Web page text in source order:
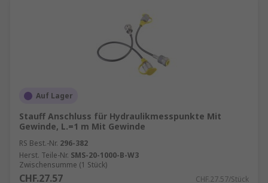
Auf Lager
Stauff Anschluss für Hydraulikmesspunkte Mit
Gewinde, L.=1 m Mit Gewinde
RS Best.-Nr. 296-382
Herst. Teile-Nr. SMS-20-1000-B-W3
Zwischensumme (1 Stück)
CHF.27.57 CHF.27.57/Stück